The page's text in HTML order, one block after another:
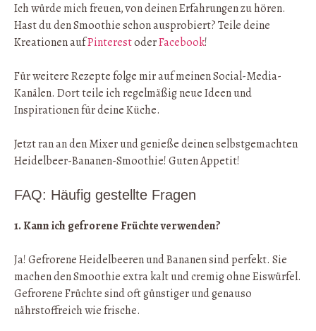
Ich würde mich freuen, von deinen Erfahrungen zu hören.
Hast du den Smoothie schon ausprobiert? Teile deine
Kreationen aufPinterestoderFacebook!
Für weitere Rezepte folge mir auf meinen Social-Media-
Kanälen. Dort teile ich regelmäßig neue Ideen und
Inspirationen für deine Küche.
Jetzt ran an den Mixer und genieße deinen selbstgemachten
Heidelbeer-Bananen-Smoothie! Guten Appetit!
FAQ: Häufig gestellte Fragen
1. Kann ich gefrorene Früchte verwenden?
Ja! Gefrorene Heidelbeeren und Bananen sind perfekt. Sie
machen den Smoothie extra kalt und cremig ohne Eiswürfel.
Gefrorene Früchte sind oft günstiger und genauso
nährstoffreich wie frische.